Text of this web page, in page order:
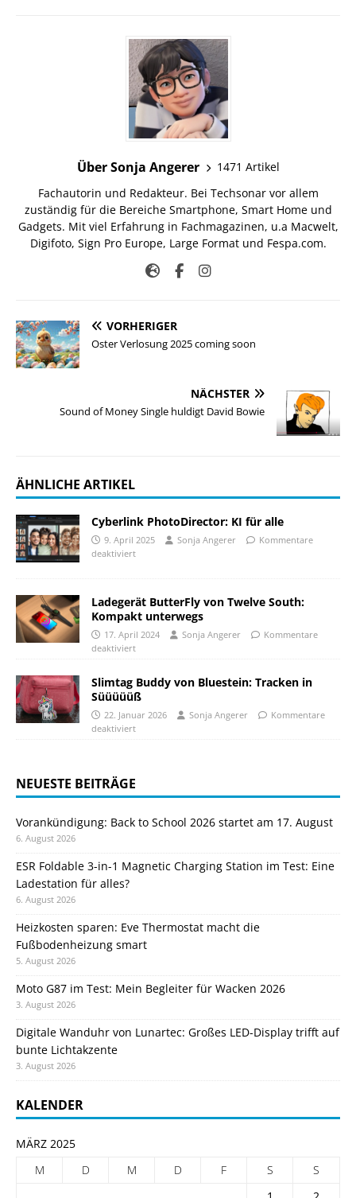
Über Sonja Angerer
1471 Artikel
Fachautorin und Redakteur. Bei Techsonar vor allem
zuständig für die Bereiche Smartphone, Smart Home und
Gadgets. Mit viel Erfahrung in Fachmagazinen, u.a Macwelt,
Digifoto, Sign Pro Europe, Large Format und Fespa.com.
VORHERIGER
Oster Verlosung 2025 coming soon
NÄCHSTER
Sound of Money Single huldigt David Bowie
ÄHNLICHE ARTIKEL
Cyberlink PhotoDirector: KI für alle
9. April 2025 Sonja Angerer
Kommentare
deaktiviert
Ladegerät ButterFly von Twelve South:
Kompakt unterwegs
17. April 2024 Sonja Angerer
Kommentare
deaktiviert
Slimtag Buddy von Bluestein: Tracken in
Süüüüüß
22. Januar 2026 Sonja Angerer
Kommentare
deaktiviert
NEUESTE BEITRÄGE
Vorankündigung: Back to School 2026 startet am 17. August
6. August 2026
ESR Foldable 3-in-1 Magnetic Charging Station im Test: Eine
Ladestation für alles?
6. August 2026
Heizkosten sparen: Eve Thermostat macht die
Fußbodenheizung smart
5. August 2026
Moto G87 im Test: Mein Begleiter für Wacken 2026
3. August 2026
Digitale Wanduhr von Lunartec: Großes LED-Display trifft auf
bunte Lichtakzente
3. August 2026
KALENDER
MÄRZ 2025
M
D M D F S
S